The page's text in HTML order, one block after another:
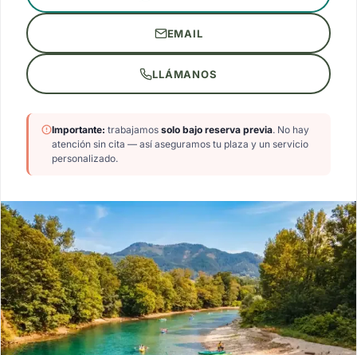
EMAIL
LLÁMANOS
Importante: trabajamos solo bajo reserva previa. No hay
atención sin cita — así aseguramos tu plaza y un servicio
personalizado.